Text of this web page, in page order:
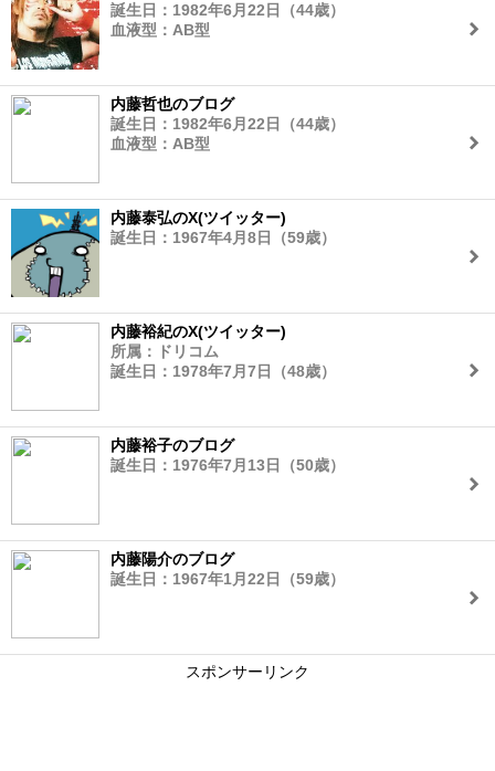
誕生日：1982年6月22日（44歳）
血液型：AB型
内藤哲也のブログ
誕生日：1982年6月22日（44歳）
血液型：AB型
内藤泰弘のX(ツイッター)
誕生日：1967年4月8日（59歳）
内藤裕紀のX(ツイッター)
所属：ドリコム
誕生日：1978年7月7日（48歳）
内藤裕子のブログ
誕生日：1976年7月13日（50歳）
内藤陽介のブログ
誕生日：1967年1月22日（59歳）
スポンサーリンク